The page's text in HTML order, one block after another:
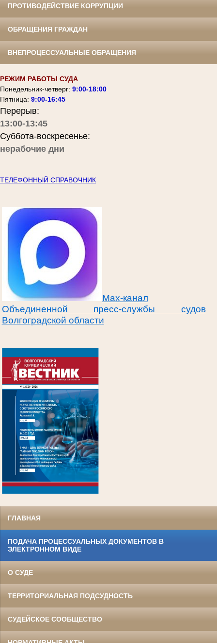
ПРОТИВОДЕЙСТВИЕ КОРРУПЦИИ
ОБРАЩЕНИЯ ГРАЖДАН
ВНЕПРОЦЕССУАЛЬНЫЕ ОБРАЩЕНИЯ
РЕЖИМ РАБОТЫ СУДА
Понедельник-четверг: 9:00-18:00
Пятница: 9:00-16:45
Перерыв:
13:00-13:45
Суббота-воскресенье:
нерабочие дни
ТЕЛЕФОННЫЙ СПРАВОЧНИК
Max-канал
Объединенной пресс-службы судов
Волгоградской области
ГЛАВНАЯ
ПОДАЧА ПРОЦЕССУАЛЬНЫХ ДОКУМЕНТОВ В
ЭЛЕКТРОННОМ ВИДЕ
О СУДЕ
ТЕРРИТОРИАЛЬНАЯ ПОДСУДНОСТЬ
СУДЕЙСКОЕ СООБЩЕСТВО